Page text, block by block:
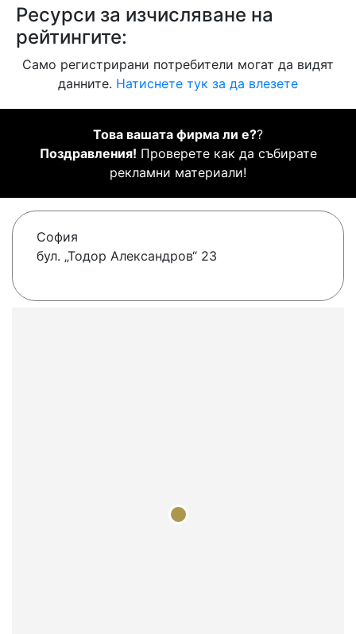
Ресурси за изчисляване на
рейтингите:
Само регистрирани потребители могат да видят
данните. Натиснете тук за да влезете
Това вашата фирма ли е??
Поздравления! Проверете как да събирате
рекламни материали!
София
бул. „Тодор Александров“ 23